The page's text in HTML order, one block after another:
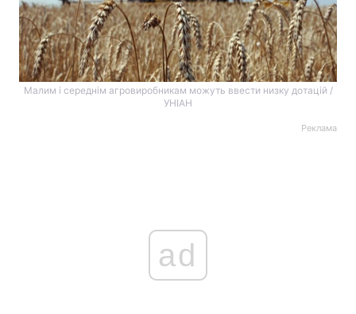
Малим і середнім агровиробникам можуть ввести низку дотацій /
УНІАН
Реклама
ad